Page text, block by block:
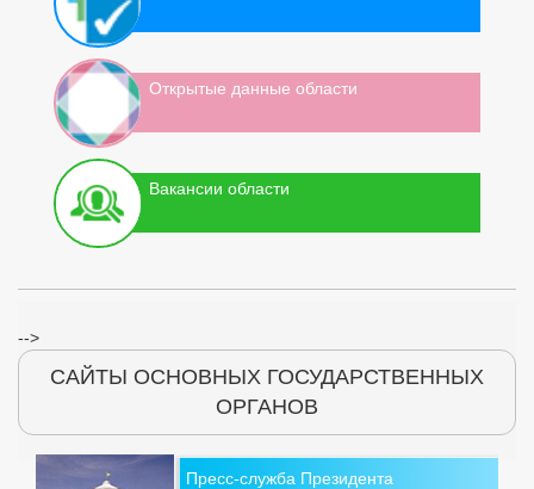
Открытые данные области
Вакансии области
-->
САЙТЫ ОСНОВНЫХ ГОСУДАРСТВЕННЫХ
ОРГАНОВ
Пресс-служба Президента